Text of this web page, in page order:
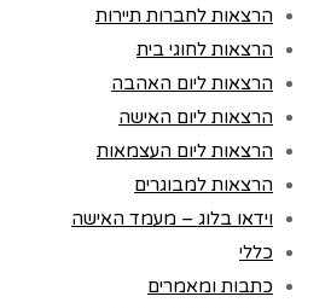
הרצאות לחברות תיירות
הרצאות לחוגי בית
הרצאות ליום האהבה
הרצאות ליום האישה
הרצאות ליום העצמאות
הרצאות למבוגרים
וידאו בלוג – מעמד האישה
כללי
כתבות ומאמרים